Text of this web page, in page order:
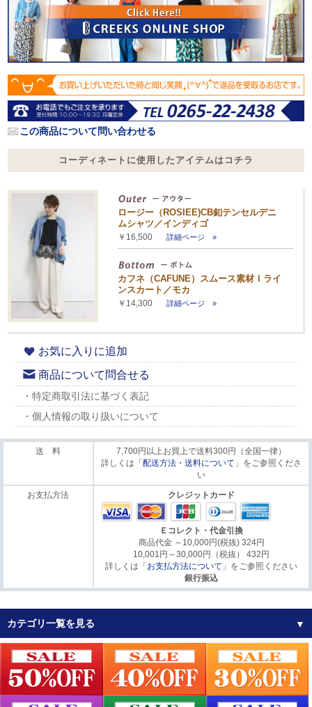
この商品について問い合わせる
コーディネートに使用したアイテムはコチラ
ロージー（ROSIEE)CB釦テンセルデニ
ムシャツ／インディゴ
￥16,500 詳細ページ »
カフネ（CAFUNE）スムース素材Ｉライ
ンスカート／モカ
￥14,300 詳細ページ »
お気に入りに追加
商品について問合せる
・特定商取引法に基づく表記
・個人情報の取り扱いについて
送 料
7,700円以上お買上で送料300円（全国一律）
詳しくは「 配送方法・送料について 」をご参照くださ
い
お支払方法 クレジットカード
Ｅコレクト・代金引換
商品代金 ～10,000円(税抜) 324円
10,001円～30,000円（税抜） 432円
詳しくは「 お支払方法について 」をご参照ください
銀行振込
カテゴリ一覧を見る ▼